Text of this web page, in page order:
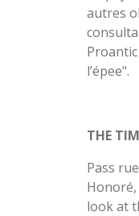
autres
l’épee".
THE
Pass
look at